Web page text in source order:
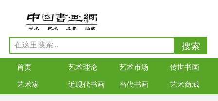
首页 艺术理论 艺术市场 传世书画
艺术家 近现代书画 当代书画 艺术商城